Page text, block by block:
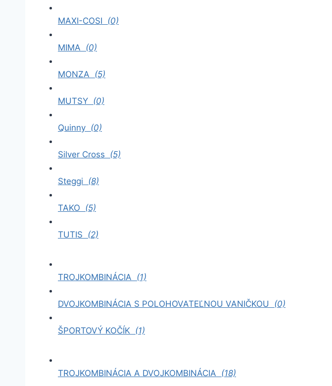
MAXI-COSI (0)
MIMA (0)
MONZA (5)
MUTSY (0)
Quinny (0)
Silver Cross (5)
Steggi (8)
TAKO (5)
TUTIS (2)
TROJKOMBINÁCIA (1)
DVOJKOMBINÁCIA S POLOHOVATEĽNOU VANIČKOU (0)
ŠPORTOVÝ KOČÍK (1)
TROJKOMBINÁCIA A DVOJKOMBINÁCIA (18)